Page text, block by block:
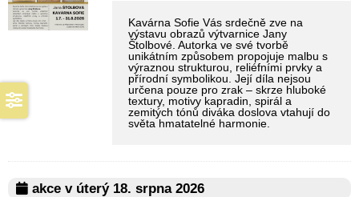
Kavárna Sofie Vás srdečně zve na
výstavu obrazů výtvarnice Jany
Štolbové. Autorka ve své tvorbě
unikátním způsobem propojuje malbu s
výraznou strukturou, reliéfními prvky a
přírodní symbolikou. Její díla nejsou
určena pouze pro zrak – skrze hluboké
textury, motivy kapradin, spirál a
zemitých tónů diváka doslova vtahují do
světa hmatatelné harmonie.
akce v úterý 18. srpna 2026